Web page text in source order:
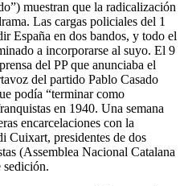
muestran que la radicalización
Las cargas policiales del 1
España en dos bandos, y todo el
a incorporarse al suyo. El 9
del PP que anunciaba el
del partido Pablo Casado
podía “terminar como
en 1940. Una semana
encarcelaciones con la
Cuixart, presidentes de dos
(Assemblea Nacional Catalana
sedición.